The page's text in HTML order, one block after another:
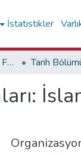
İstatistikler
İnsan ve Toplum Bilimleri Fakültesi Tarih